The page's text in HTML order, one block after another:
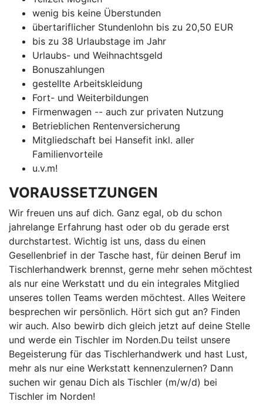
wenig bis keine Überstunden
übertariflicher Stundenlohn bis zu 20,50 EUR
bis zu 38 Urlaubstage im Jahr
Urlaubs- und Weihnachtsgeld
Bonuszahlungen
gestellte Arbeitskleidung
Fort- und Weiterbildungen
Firmenwagen -- auch zur privaten Nutzung
Betrieblichen Rentenversicherung
Mitgliedschaft bei Hansefit inkl. aller
Familienvorteile
u.v.m!
VORAUSSETZUNGEN
Wir freuen uns auf dich. Ganz egal, ob du schon
jahrelange Erfahrung hast oder ob du gerade erst
durchstartest. Wichtig ist uns, dass du einen
Gesellenbrief in der Tasche hast, für deinen Beruf im
Tischlerhandwerk brennst, gerne mehr sehen möchtest
als nur eine Werkstatt und du ein integrales Mitglied
unseres tollen Teams werden möchtest. Alles Weitere
besprechen wir persönlich. Hört sich gut an? Finden
wir auch. Also bewirb dich gleich jetzt auf deine Stelle
und werde ein Tischler im Norden.Du teilst unsere
Begeisterung für das Tischlerhandwerk und hast Lust,
mehr als nur eine Werkstatt kennenzulernen? Dann
suchen wir genau Dich als Tischler (m/w/d) bei
Tischler im Norden!